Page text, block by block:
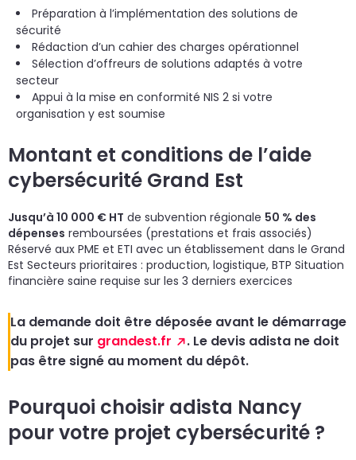
Préparation à l’implémentation des solutions de
sécurité
Rédaction d’un cahier des charges opérationnel
Sélection d’offreurs de solutions adaptés à votre
secteur
Appui à la mise en conformité NIS 2 si votre
organisation y est soumise
Montant et conditions de l’aide
cybersécurité Grand Est
Jusqu’à 10 000 € HT de subvention régionale 50 % des
dépenses remboursées (prestations et frais associés)
Réservé aux PME et ETI avec un établissement dans le Grand
Est Secteurs prioritaires : production, logistique, BTP Situation
financière saine requise sur les 3 derniers exercices
La demande doit être déposée avant le démarrage
du projet sur grandest.fr
. Le devis adista ne doit
pas être signé au moment du dépôt.
Pourquoi choisir adista Nancy
pour votre projet cybersécurité ?